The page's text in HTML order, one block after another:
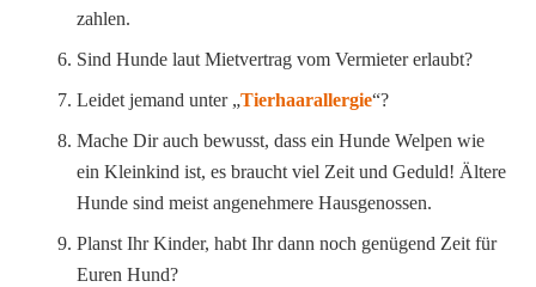
zahlen.
Sind Hunde laut Mietvertrag vom Vermieter erlaubt?
Leidet jemand unter „Tierhaarallergie“?
Mache Dir auch bewusst, dass ein Hunde Welpen wie
ein Kleinkind ist, es braucht viel Zeit und Geduld! Ältere
Hunde sind meist angenehmere Hausgenossen.
Planst Ihr Kinder, habt Ihr dann noch genügend Zeit für
Euren Hund?